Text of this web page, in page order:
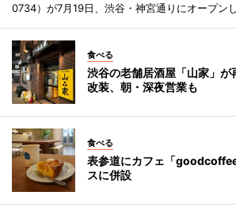
0734）が7月19日、渋谷・神宮通りにオープンし
食べる
渋谷の老舗居酒屋「山家」
改装、朝・深夜営業も
食べる
表参道にカフェ「
スに併設